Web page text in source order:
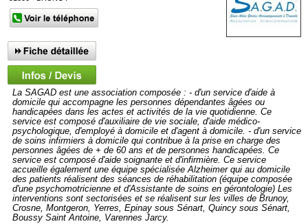
La SAGAD est une association composée : - d'un service d'aide à
domicile qui accompagne les personnes dépendantes âgées ou
handicapées dans les actes et activités de la vie quotidienne. Ce
service est composé d'auxiliaire de vie sociale, d'aide médico-
psychologique, d'employé à domicile et d'agent à domicile. - d'un service
de soins infirmiers à domicile qui contribue à la prise en charge des
personnes âgées de + de 60 ans et de personnes handicapées. Ce
service est composé d'aide soignante et d'infirmière. Ce service
accueille également une équipe spécialisée Alzheimer qui au domicile
des patients réalisent des séances de réhabilitation (équipe composée
d'une psychomotricienne et d'Assistante de soins en gérontologie) Les
interventions sont sectorisées et se réalisent sur les villes de Brunoy,
Crosne, Montgeron, Yerres, Epinay sous Sénart, Quincy sous Sénart,
Boussy Saint Antoine, Varennes Jarcy.